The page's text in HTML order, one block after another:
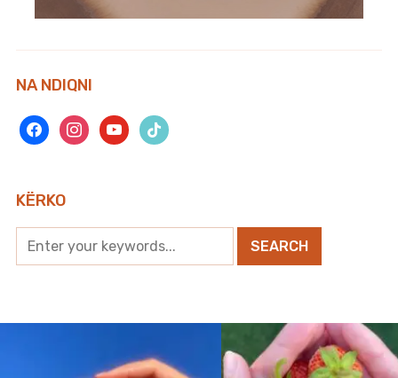
tri vezë për një javë?
NA NDIQNI
facebookinstagramyoutubetiktok
KËRKO